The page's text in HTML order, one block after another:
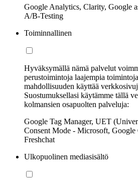
Google Analytics, Clarity, Google
A/B-Testing
Toiminnallinen
Hyväksymällä nämä palvelut
perustoimintoja laajempia
mahdollisuuden käyttää
Suostumuksellasi käytämme tällä
kolmansien osapuolten palveluja:
Google Tag Manager, UET
Consent Mode - Microsoft, Google
Freshchat
Ulkopuolinen mediasisältö